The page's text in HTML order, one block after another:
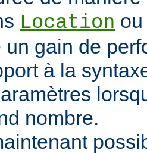
Location
un gain de
à la
nombre.